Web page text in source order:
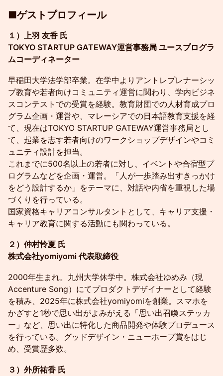
■ゲストプロフィール
１）上羽 友香 氏
TOKYO STARTUP GATEWAY運営事務局 ユースプログラ
ムコーディネーター
早稲田大学法学部卒業。在学中よりアントレプレナーシッ
プ教育や若者向けコミュニティ運営に関わり、学内ビジネ
スコンテストでの受賞を経験。教育財団での人材育成プロ
グラム企画・運営や、マレーシアでの日本語教育支援を経
て、現在はTOKYO STARTUP GATEWAY運営事務局とし
て、起業を志す若者向けのワークショップデザインやコミ
ュニティ設計を担当。
これまでに500名以上の若者に対し、イベントや合宿型プ
ログラムなどを企画・運営。「人が一歩踏み出すきっかけ
をどう設計するか」をテーマに、対話や内省を重視した場
づくりを行っている。
国家資格キャリアコンサルタントとして、キャリア支援・
キャリア教育に関する活動にも関わっている。
２）仲村怜夏 氏
株式会社yomiyomi 代表取締役
2000年生まれ。九州大学休学中。株式会社ゆめみ（現
Accenture Song）にてプロダクトデザイナーとして経験
を積み、2025年に株式会社yomiyomiを創業。スマホを
かざすと1秒で思い出がよみがえる「思い出召喚ステッカ
ー」など、思い出に特化した商品開発や体験プロデュース
を行っている。グッドデザイン・ニューホープ賞をはじ
め、受賞歴多数。
３）外所祐香 氏